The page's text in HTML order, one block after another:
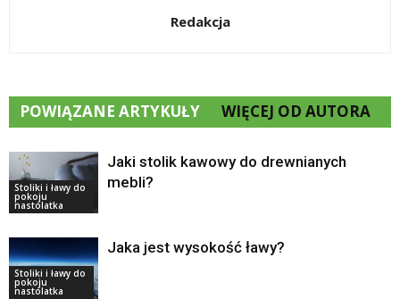
Redakcja
POWIĄZANE ARTYKUŁY WIĘCEJ OD AUTORA
Stoliki i ławy do
pokoju
nastolatka
Jaki stolik kawowy do drewnianych
mebli?
Stoliki i ławy do
pokoju
nastolatka
Jaka jest wysokość ławy?